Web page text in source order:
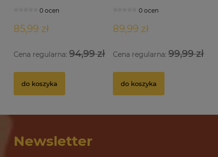
0 ocen
85,99 zł
Cena regularna: 94,99 zł
do koszyka
0 ocen
89,99 zł
Cena regularna:99,99 zł
do koszyka
12,69 zł
do koszyka
Newsletter